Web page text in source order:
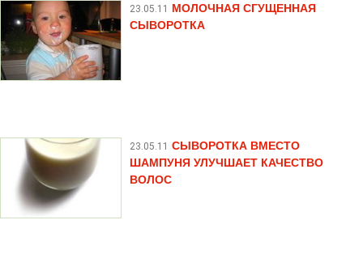
23.05.11 МОЛОЧНАЯ СГУЩЕННАЯ
СЫВОРОТКА
23.05.11 СЫВОРОТКА ВМЕСТО
ШАМПУНЯ УЛУЧШАЕТ КАЧЕСТВО
ВОЛОС